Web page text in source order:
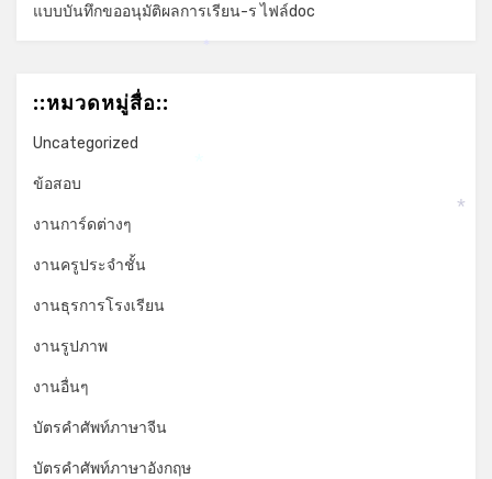
แบบบันทึกขออนุมัติผลการเรียน-ร ไฟล์doc
::หมวดหมู่สื่อ::
Uncategorized
ข้อสอบ
งานการ์ดต่างๆ
งานครูประจำชั้น
งานธุรการโรงเรียน
งานรูปภาพ
งานอื่นๆ
บัตรคำศัพท์ภาษาจีน
บัตรคำศัพท์ภาษาอังกฤษ